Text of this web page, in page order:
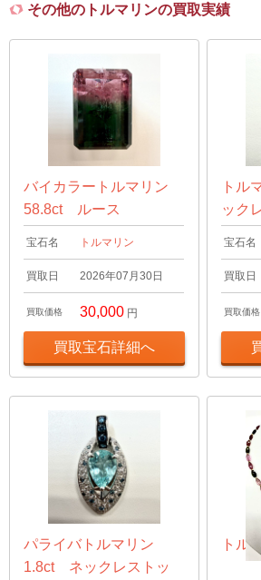
その他のトルマリンの買取実績
バイカラートルマリン
58.8ct ルース
宝石名 トルマリン
買取日 2026年07月30日
買取価格 30,000 円
買取宝石詳細へ
ト
ック
宝石名
買取日
買取価格
パライバトルマリン
1.8ct ネックレストッ
トル